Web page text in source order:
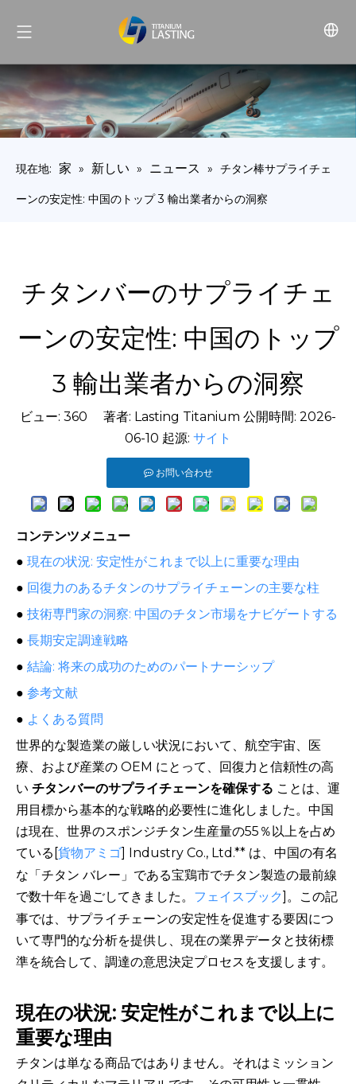
現在地: 家 » 新しい » ニュース » チタン棒サプライチェ
ーンの安定性: 中国のトップ 3 輸出業者からの洞察
チタンバーのサプライチェ
ーンの安定性: 中国のトップ
3 輸出業者からの洞察
ビュー: 360 著者: Lasting Titanium 公開時間: 2026-
06-10 起源: サイト
お問い合わせ
コンテンツメニュー
● 現在の状況: 安定性がこれまで以上に重要な理由
● 回復力のあるチタンのサプライチェーンの主要な柱
● 技術専門家の洞察: 中国のチタン市場をナビゲートする
● 長期安定調達戦略
● 結論: 将来の成功のためのパートナーシップ
● 参考文献
● よくある質問
世界的な製造業の厳しい状況において、航空宇宙、医
療、および産業の OEM にとって、回復力と信頼性の高
い チタンバーのサプライチェーンを確保する ことは、運
用目標から基本的な戦略的必要性に進化しました。中国
は現在、世界のスポンジチタン生産量の55％以上を占め
ている[ 貨物アミゴ ] Industry Co., Ltd.** は、中国の有名
な「チタン バレー」である宝鶏市でチタン製造の最前線
で数十年を過ごしてきました。 フェイスブック ]。この記
事では、サプライチェーンの安定性を促進する要因につ
いて専門的な分析を提供し、現在の業界データと技術標
準を統合して、調達の意思決定プロセスを支援します。
現在の状況: 安定性がこれまで以上に
重要な理由
チタンは単なる商品ではありません。それはミッション